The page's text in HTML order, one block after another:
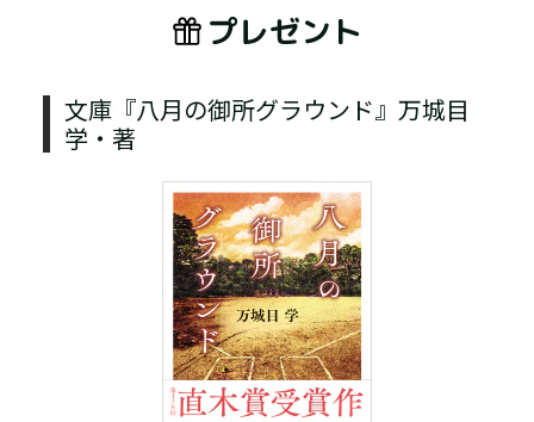
プレゼント
文庫『八月の御所グラウンド』万城目
学・著